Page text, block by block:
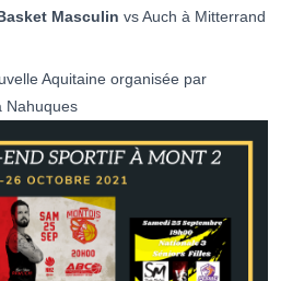
Masculin vs Auch à Mitterrand
Aquitaine organisée par
Nahuques